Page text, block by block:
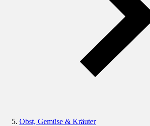
Obst, Gemüse & Kräuter